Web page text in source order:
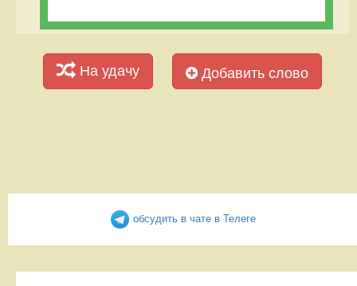
На удачу Добавить слово
обсудить в чате в Телеге